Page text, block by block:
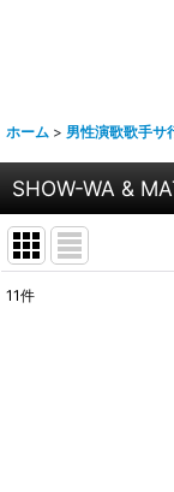
ホーム > 男性演歌歌手サ
SHOW-WA &
11件